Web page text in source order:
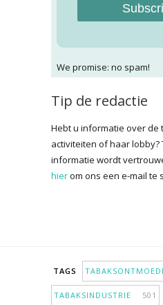
We promise: no spam!
Tip de redactie
Hebt u informatie over
activiteiten of haar lobby?
informatie wordt
hierom ons een e-mail te
TAGS
TABAKSINDUSTRIE 501